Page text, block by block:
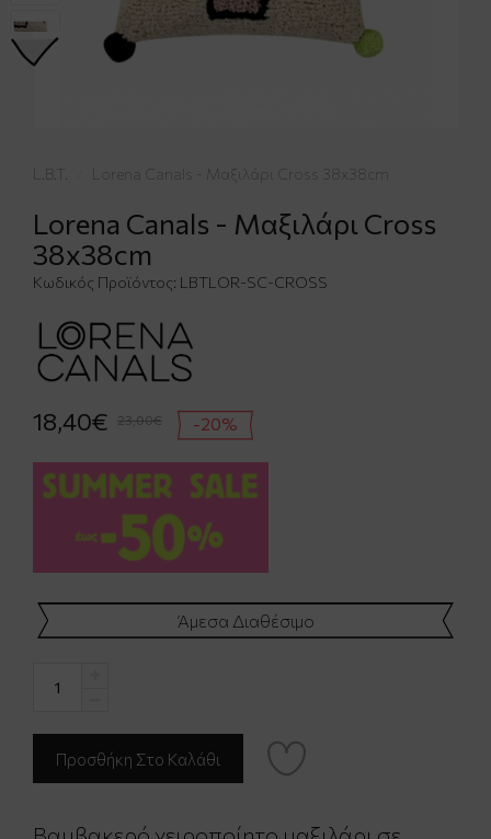
L.B.T. Lorena Canals - Μαξιλάρι Cross 38x38cm
Lorena Canals - Μαξιλάρι Cross
38x38cm
Κωδικός Προϊόντος: LBTLOR-SC-CROSS
18,40€ 23,00€ -20%
Άμεσα Διαθέσιμο